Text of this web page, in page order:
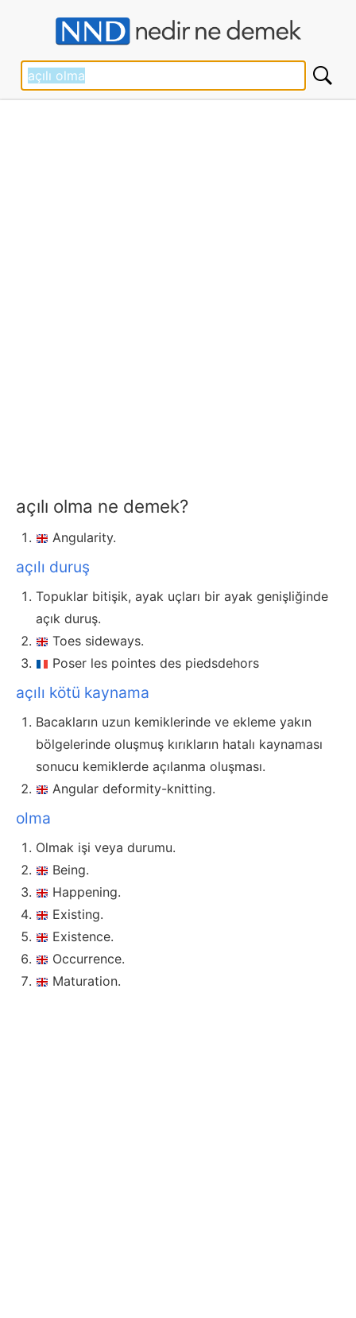
açılı olma ne demek?
Angularity.
açılı duruş
Topuklar bitişik, ayak uçları bir ayak genişliğinde
açık duruş.
Toes sideways.
Poser les pointes des piedsdehors
açılı kötü kaynama
Bacakların uzun kemiklerinde ve ekleme yakın
bölgelerinde oluşmuş kırıkların hatalı kaynaması
sonucu kemiklerde açılanma oluşması.
Angular deformity-knitting.
olma
Olmak işi veya durumu.
Being.
Happening.
Existing.
Existence.
Occurrence.
Maturation.